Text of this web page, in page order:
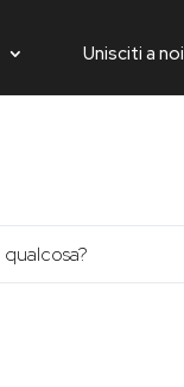
Unisciti a noi